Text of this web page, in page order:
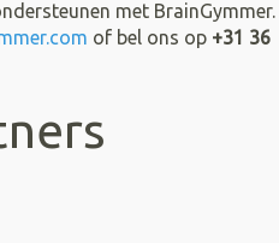
met BrainGymmer.
of bel ons op +31 36